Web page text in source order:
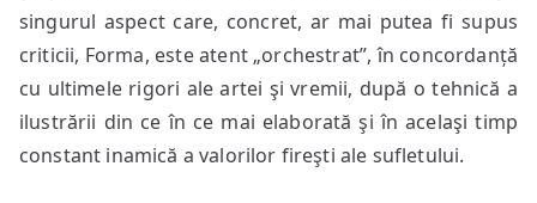
singurul aspect care, concret, ar mai putea fi supus
criticii, Forma, este atent „orchestrat”, în concordanță
cu ultimele rigori ale artei şi vremii, după o tehnică a
ilustrării din ce în ce mai elaborată şi în acelaşi timp
constant inamică a valorilor fireşti ale sufletului.